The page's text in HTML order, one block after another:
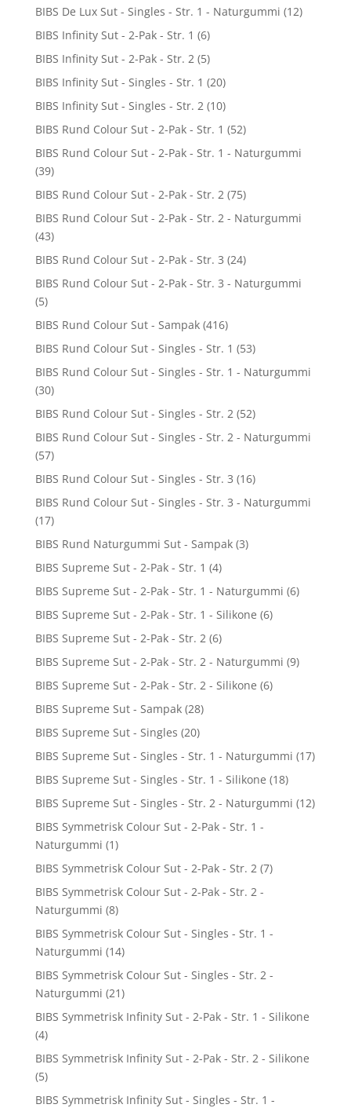
BIBS De Lux Sut - Singles - Str. 1 - Naturgummi (12)
BIBS Infinity Sut - 2-Pak - Str. 1 (6)
BIBS Infinity Sut - 2-Pak - Str. 2 (5)
BIBS Infinity Sut - Singles - Str. 1 (20)
BIBS Infinity Sut - Singles - Str. 2 (10)
BIBS Rund Colour Sut - 2-Pak - Str. 1 (52)
BIBS Rund Colour Sut - 2-Pak - Str. 1 - Naturgummi
(39)
BIBS Rund Colour Sut - 2-Pak - Str. 2 (75)
BIBS Rund Colour Sut - 2-Pak - Str. 2 - Naturgummi
(43)
BIBS Rund Colour Sut - 2-Pak - Str. 3 (24)
BIBS Rund Colour Sut - 2-Pak - Str. 3 - Naturgummi
(5)
BIBS Rund Colour Sut - Sampak (416)
BIBS Rund Colour Sut - Singles - Str. 1 (53)
BIBS Rund Colour Sut - Singles - Str. 1 - Naturgummi
(30)
BIBS Rund Colour Sut - Singles - Str. 2 (52)
BIBS Rund Colour Sut - Singles - Str. 2 - Naturgummi
(57)
BIBS Rund Colour Sut - Singles - Str. 3 (16)
BIBS Rund Colour Sut - Singles - Str. 3 - Naturgummi
(17)
BIBS Rund Naturgummi Sut - Sampak (3)
BIBS Supreme Sut - 2-Pak - Str. 1 (4)
BIBS Supreme Sut - 2-Pak - Str. 1 - Naturgummi (6)
BIBS Supreme Sut - 2-Pak - Str. 1 - Silikone (6)
BIBS Supreme Sut - 2-Pak - Str. 2 (6)
BIBS Supreme Sut - 2-Pak - Str. 2 - Naturgummi (9)
BIBS Supreme Sut - 2-Pak - Str. 2 - Silikone (6)
BIBS Supreme Sut - Sampak (28)
BIBS Supreme Sut - Singles (20)
BIBS Supreme Sut - Singles - Str. 1 - Naturgummi (17)
BIBS Supreme Sut - Singles - Str. 1 - Silikone (18)
BIBS Supreme Sut - Singles - Str. 2 - Naturgummi (12)
BIBS Symmetrisk Colour Sut - 2-Pak - Str. 1 -
Naturgummi (1)
BIBS Symmetrisk Colour Sut - 2-Pak - Str. 2 (7)
BIBS Symmetrisk Colour Sut - 2-Pak - Str. 2 -
Naturgummi (8)
BIBS Symmetrisk Colour Sut - Singles - Str. 1 -
Naturgummi (14)
BIBS Symmetrisk Colour Sut - Singles - Str. 2 -
Naturgummi (21)
BIBS Symmetrisk Infinity Sut - 2-Pak - Str. 1 - Silikone
(4)
BIBS Symmetrisk Infinity Sut - 2-Pak - Str. 2 - Silikone
(5)
BIBS Symmetrisk Infinity Sut - Singles - Str. 1 -